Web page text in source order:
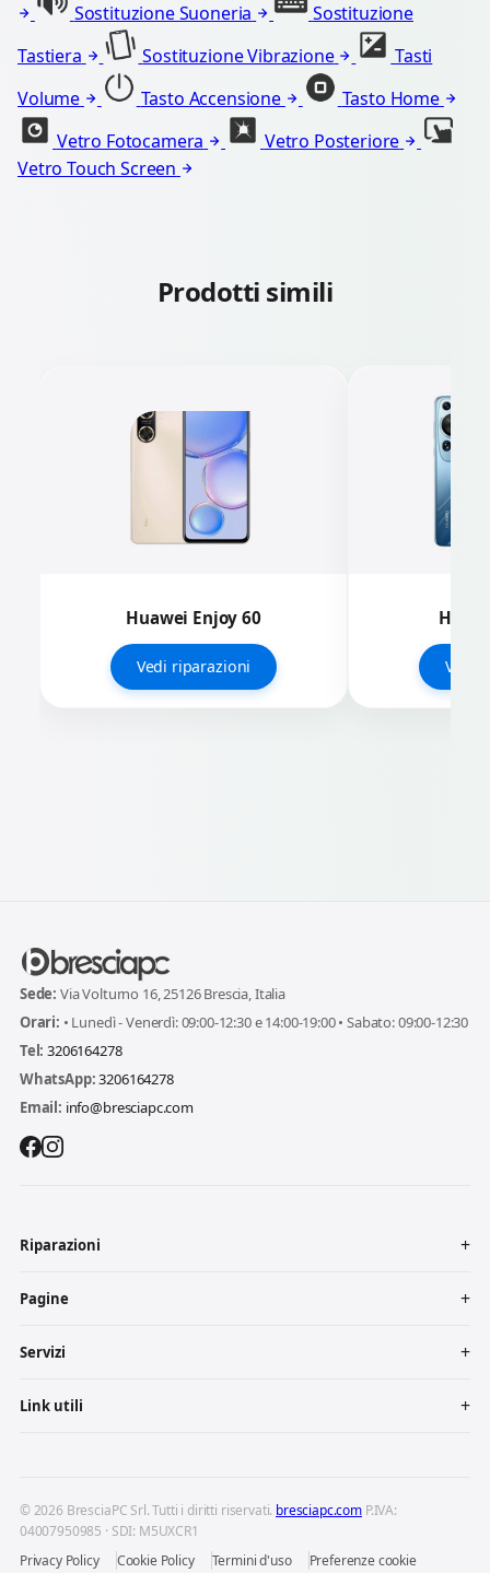
Sostituzione Suoneria
Sostituzione
Tastiera
Sostituzione Vibrazione
Tasti
Volume
Tasto Accensione
Tasto Home
Vetro Fotocamera
Vetro Posteriore
Vetro Touch Screen
Prodotti simili
Huawei Enjoy 60
Vedi riparazioni Vedi
Sede: Via Volturno 16, 25126 Brescia, Italia
Orari: • Lunedì - Venerdì: 09:00-12:30 e 14:00-19:00 • Sabato: 09:00-12:30
Tel: 3206164278
WhatsApp:3206164278
Email: info@bresciapc.com
Riparazioni
Pagine
Servizi
Link utili
© 2026 BresciaPC Srl. Tutti i diritti riservati. bresciapc.com P.IVA:
04007950985 · SDI: M5UXCR1
Privacy Policy
Cookie Policy Termini d'uso Preferenze cookie